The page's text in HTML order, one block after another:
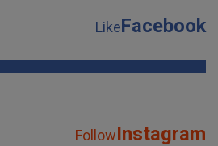
LikeFacebook
FollowInstagram